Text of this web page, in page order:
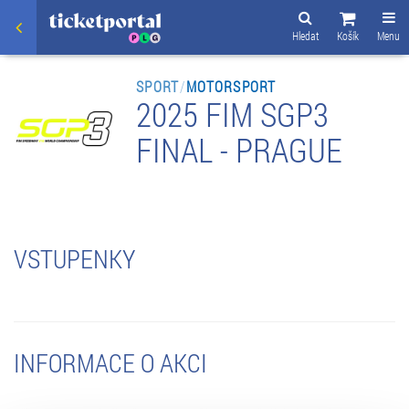
Menu
Košík
Hledat
SPORT/MOTORSPORT
2025 FIM SGP3
FINAL - PRAGUE
VSTUPENKY
INFORMACE O AKCI